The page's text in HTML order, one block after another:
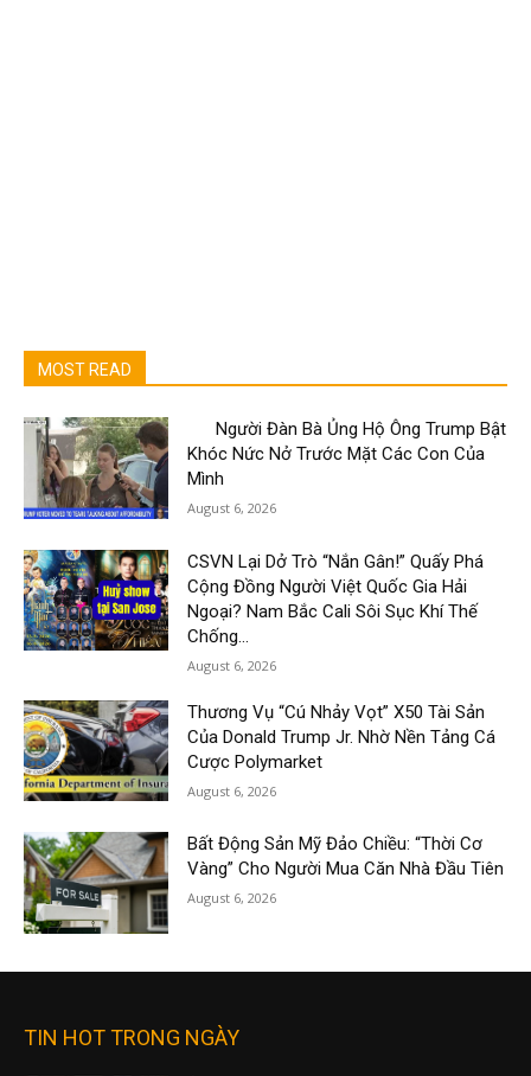
MOST READ
Người Đàn Bà Ủng Hộ Ông Trump Bật
Khóc Nức Nở Trước Mặt Các Con Của
Mình
August 6, 2026
CSVN Lại Dở Trò “Nắn Gân!” Quấy Phá
Cộng Đồng Người Việt Quốc Gia Hải
Ngoại? Nam Bắc Cali Sôi Sục Khí Thế
Chống...
August 6, 2026
Thương Vụ “Cú Nhảy Vọt” X50 Tài Sản
Của Donald Trump Jr. Nhờ Nền Tảng Cá
Cược Polymarket
August 6, 2026
Bất Động Sản Mỹ Đảo Chiều: “Thời Cơ
Vàng” Cho Người Mua Căn Nhà Đầu Tiên
August 6, 2026
TIN HOT TRONG NGÀY